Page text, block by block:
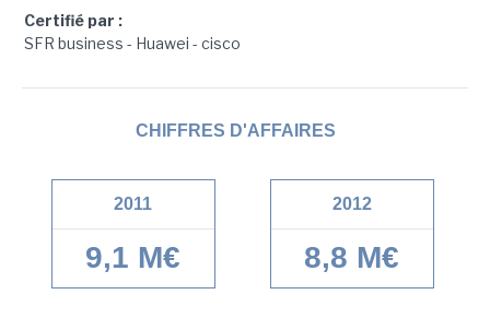
Certifié par :
SFR business - Huawei - cisco
CHIFFRES D'AFFAIRES
2011
9,1 M€
2012
8,8 M€